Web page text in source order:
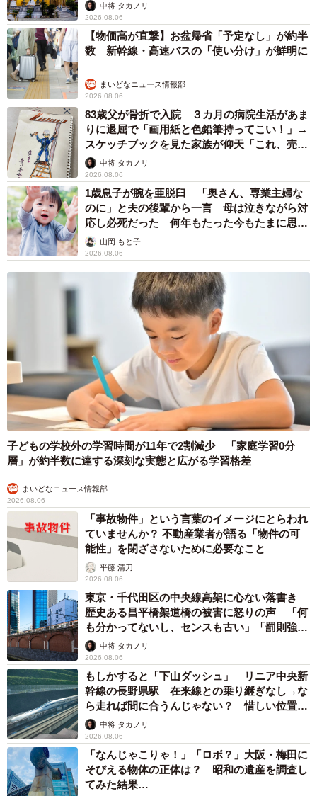
中将 タカノリ
2026.08.06
【物価高が直撃】お盆帰省「予定なし」が約半
数 新幹線・高速バスの「使い分け」が鮮明に
まいどなニュース情報部
2026.08.06
83歳父が骨折で入院 ３カ月の病院生活があま
りに退屈で「画用紙と色鉛筆持ってこい！」→
スケッチブックを見た家族が仰天「これ、売れ
ますよ…」
中将 タカノリ
2026.08.06
1歳息子が腕を亜脱臼 「奥さん、専業主婦な
のに」と夫の後輩から一言 母は泣きながら対
応し必死だった 何年もたった今もたまに思い
出し…山岡 もと子
2026.08.06
子どもの学校外の学習時間が11年で2割減少 「家庭学習0分
層」が約半数に達する深刻な実態と広がる学習格差
まいどなニュース情報部
2026.08.06
「事故物件」という言葉のイメージにとらわれ
ていませんか？ 不動産業者が語る「物件の可
能性」を閉ざさないために必要なこと
平藤 清刀
2026.08.06
東京・千代田区の中央線高架に心ない落書き
歴史ある昌平橋架道橋の被害に怒りの声 「何
も分かってないし、センスも古い」「罰則強化
して」中将 タカノリ
2026.08.06
もしかすると「下山ダッシュ」 リニア中央新
幹線の長野県駅 在来線との乗り継ぎなし→な
ら走れば間に合うんじゃない？ 惜しい位置関
係が反響
中将 タカノリ
2026.08.06
「なんじゃこりゃ！」「ロボ？」大阪・梅田に
そびえる物体の正体は？ 昭和の遺産を調査し
てみた結果…